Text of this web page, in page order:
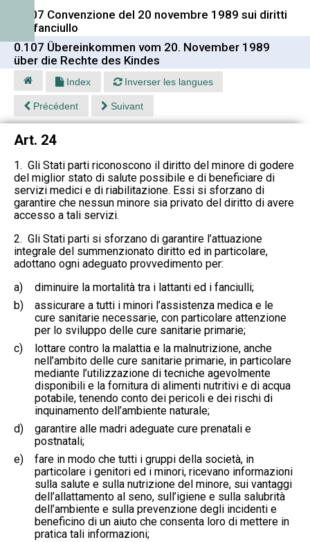
0.107 Convenzione del 20 novembre 1989 sui diritti
del fanciullo
0.107 Übereinkommen vom 20. November 1989
über die Rechte des Kindes
Index Inverser les langues
Précédent Suivant
Art. 24
1. Gli Stati parti riconoscono il diritto del minore di godere
del miglior stato di salute possibile e di beneficiare di
servizi medici e di riabilitazione. Essi si sforzano di
garantire che nessun minore sia privato del diritto di avere
accesso a tali servizi.
2. Gli Stati parti si sforzano di garantire l’attuazione
integrale del summenzionato diritto ed in particolare,
adottano ogni adeguato provvedimento per:
a)
diminuire la mortalità tra i lattanti ed i fanciulli;
b)
assicurare a tutti i minori l’assistenza medica e le
cure sanitarie necessarie, con particolare attenzione
per lo sviluppo delle cure sanitarie primarie;
c)
lottare contro la malattia e la malnutrizione, anche
nell’ambito delle cure sanitarie primarie, in particolare
mediante l’utilizzazione di tecniche agevolmente
disponibili e la fornitura di alimenti nutritivi e di acqua
potabile, tenendo conto dei pericoli e dei rischi di
inquinamento dell’ambiente naturale;
d)
garantire alle madri adeguate cure prenatali e
postnatali;
e)
fare in modo che tutti i gruppi della società, in
particolare i genitori ed i minori, ricevano informazioni
sulla salute e sulla nutrizione del minore, sui vantaggi
dell’allattamento al seno, sull’igiene e sulla salubrità
dell’ambiente e sulla prevenzione degli incidenti e
beneficino di un aiuto che consenta loro di mettere in
pratica tali informazioni;